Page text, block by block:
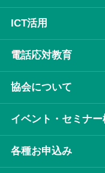
ICT活⽤
電話応対教育
協会について
イベント・セミナー
各種お申込み